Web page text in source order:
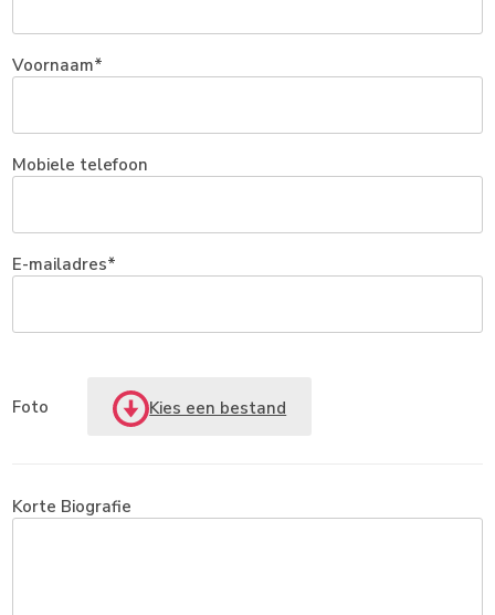
Voornaam
Mobiele telefoon
E-mailadres
Foto Kies een bestand
Korte Biografie